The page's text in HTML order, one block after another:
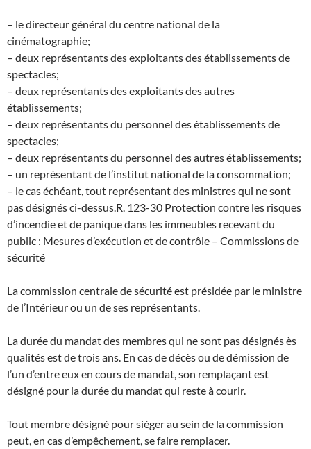
– le directeur général du centre national de la
cinématographie;
– deux représentants des exploitants des établissements de
spectacles;
– deux représentants des exploitants des autres
établissements;
– deux représentants du personnel des établissements de
spectacles;
– deux représentants du personnel des autres établissements;
– un représentant de l’institut national de la consommation;
– le cas échéant, tout représentant des ministres qui ne sont
pas désignés ci-dessus. R. 123-30 Protection contre les risques
d’incendie et de panique dans les immeubles recevant du
public : Mesures d’exécution et de contrôle – Commissions de
sécurité
La commission centrale de sécurité est présidée par le ministre
de l’Intérieur ou un de ses représentants.
La durée du mandat des membres qui ne sont pas désignés ès
qualités est de trois ans. En cas de décès ou de démission de
l’un d’entre eux en cours de mandat, son remplaçant est
désigné pour la durée du mandat qui reste à courir.
Tout membre désigné pour siéger au sein de la commission
peut, en cas d’empêchement, se faire remplacer.